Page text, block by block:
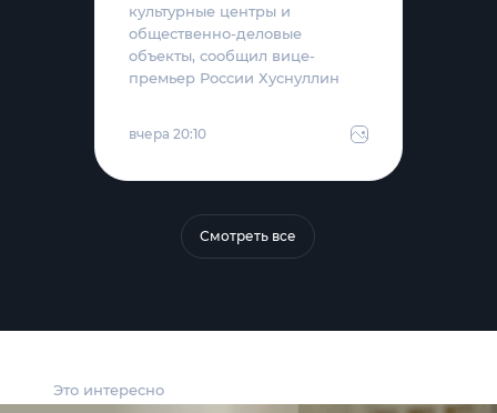
Это интересно
культурные центры и
общественно-деловые
объекты, сообщил вице-
премьер России Хуснуллин
вчера 20:10
Смотреть все